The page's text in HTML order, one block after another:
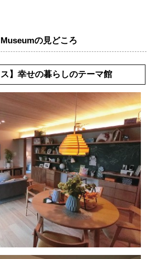
の見どころ
ス】幸せの暮らしのテーマ館